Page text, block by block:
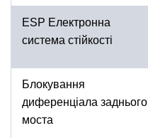
ESP Електронна
система стійкості
Блокування
диференціала заднього
моста